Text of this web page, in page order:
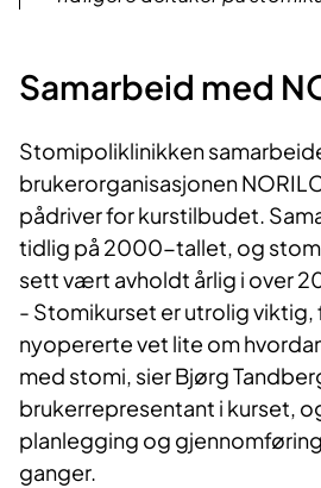
Samarbeid med
Stomipoliklinikken
brukerorganisasjonen
pådriver for kurstilbudet.
tidlig på 2000-tallet, og
sett vært avholdt årlig i over
- Stomikurset er utrolig viktig,
nyopererte vet lite om
med stomi, sier Bjørg
brukerrepresentant i kurset,
planlegging og
ganger.